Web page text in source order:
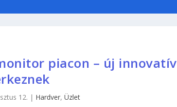
piacon – új innovatív
12. | Hardver, Üzlet